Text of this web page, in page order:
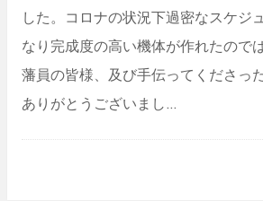
した。コロナの状況下過密なスケジ
なり完成度の高い機体が作れたので
藩員の皆様、及び手伝ってくださっ
ありがとうございまし…